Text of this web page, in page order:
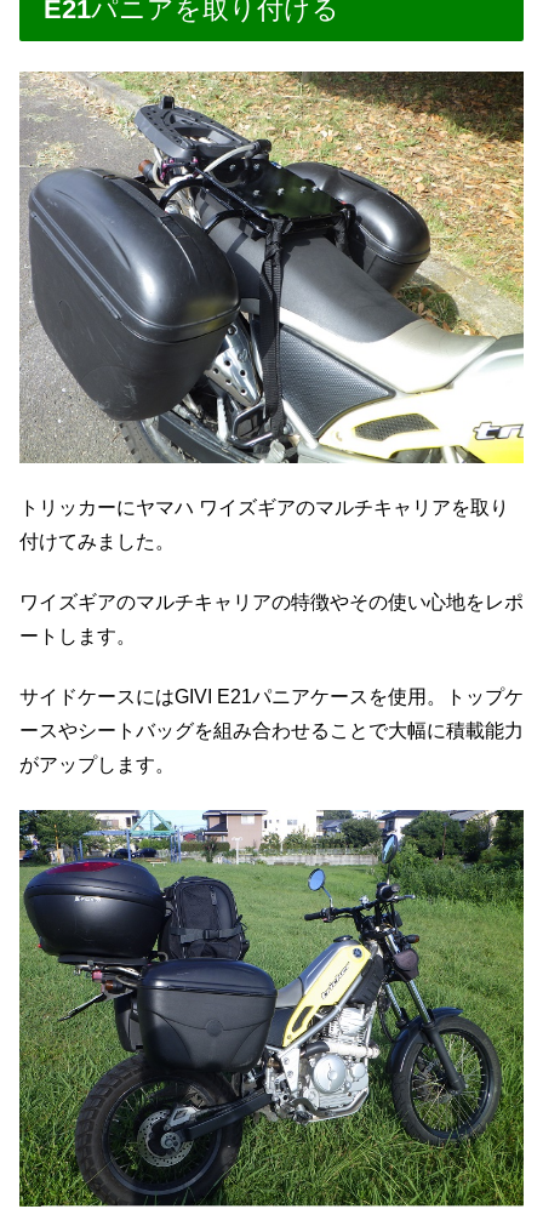
E21パニアを取り付ける
トリッカーにヤマハ ワイズギアのマルチキャリアを取り
付けてみました。
ワイズギアのマルチキャリアの特徴やその使い心地をレポ
ートします。
サイドケースにはGIVI E21パニアケースを使用。トップケ
ースやシートバッグを組み合わせることで大幅に積載能力
がアップします。